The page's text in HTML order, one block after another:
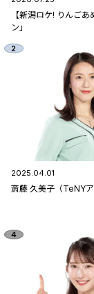
【新潟ロケ! りんご
ン」
2025.04.01
斎藤 久美子（TeNYア